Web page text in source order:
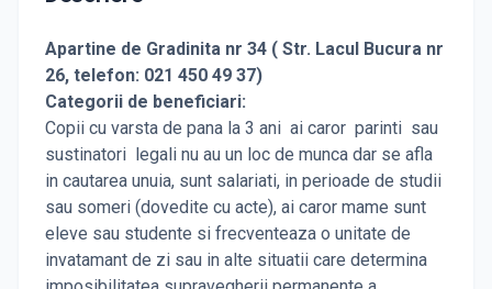
Apartine de Gradinita nr 34 ( Str. Lacul Bucura nr
26, telefon: 021 450 49 37)
Categorii de beneficiari:
Copii cu varsta de pana la 3 ani ai caror parinti sau
sustinatori legali nu au un loc de munca dar se afla
in cautarea unuia, sunt salariati, in perioade de studii
sau someri (dovedite cu acte), ai caror mame sunt
eleve sau studente si frecventeaza o unitate de
invatamant de zi sau in alte situatii care determina